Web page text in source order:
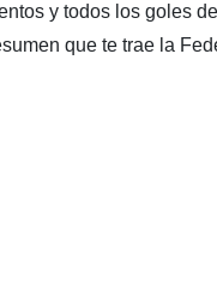
y todos los goles
que te trae la